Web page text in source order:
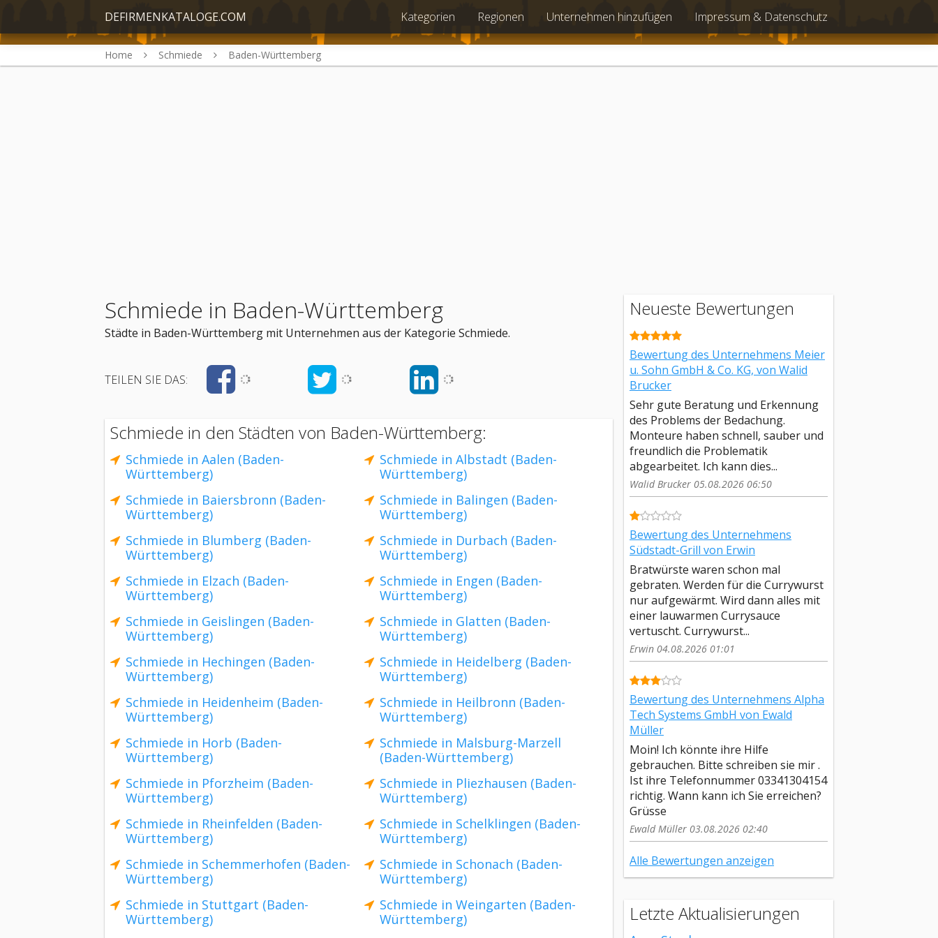
DEFIRMENKATALOGE.COM Kategorien Regionen Unternehmen hinzufügen Impressum & Datenschutz
Home Schmiede Baden-Württemberg
Schmiede in Baden-Württemberg
Städte in Baden-Württemberg mit Unternehmen aus der Kategorie Schmiede.
TEILEN SIE DAS:
Schmiede in den Städten von Baden-Württemberg:
Schmiede in Aalen (Baden-
Württemberg)
Schmiede in Albstadt (Baden-
Württemberg)
Schmiede in Baiersbronn (Baden-
Württemberg)
Schmiede in Balingen (Baden-
Württemberg)
Schmiede in Blumberg (Baden-
Württemberg)
Schmiede in Durbach (Baden-
Württemberg)
Schmiede in Elzach (Baden-
Württemberg)
Schmiede in Engen (Baden-
Württemberg)
Schmiede in Geislingen (Baden-
Württemberg)
Schmiede in Glatten (Baden-
Württemberg)
Schmiede in Hechingen (Baden-
Württemberg)
Schmiede in Heidelberg (Baden-
Württemberg)
Schmiede in Heidenheim (Baden-
Württemberg)
Schmiede in Heilbronn (Baden-
Württemberg)
Schmiede in Horb (Baden-
Württemberg)
Schmiede in Malsburg-Marzell
(Baden-Württemberg)
Schmiede in Pforzheim (Baden-
Württemberg)
Schmiede in Pliezhausen (Baden-
Württemberg)
Schmiede in Rheinfelden (Baden-
Württemberg)
Schmiede in Schelklingen (Baden-
Württemberg)
Schmiede in Schemmerhofen (Baden-
Württemberg)
Schmiede in Schonach (Baden-
Württemberg)
Schmiede in Stuttgart (Baden-
Württemberg)
Schmiede in Weingarten (Baden-
Württemberg)
Neueste Bewertungen
Bewertung des Unternehmens Meier
u. Sohn GmbH & Co. KG, von Walid
Brucker
Sehr gute Beratung und Erkennung
des Problems der Bedachung.
Monteure haben schnell, sauber und
freundlich die Problematik
abgearbeitet. Ich kann dies...
Walid Brucker 05.08.2026 06:50
Bewertung des Unternehmens
Südstadt-Grill von Erwin
Bratwürste waren schon mal
gebraten. Werden für die Currywurst
nur aufgewärmt. Wird dann alles mit
einer lauwarmen Currysauce
vertuscht. Currywurst...
Erwin 04.08.2026 01:01
Bewertung des Unternehmens Alpha
Tech Systems GmbH von Ewald
Müller
Moin! Ich könnte ihre Hilfe
gebrauchen. Bitte schreiben sie mir .
Ist ihre Telefonnummer 03341304154
richtig. Wann kann ich Sie erreichen?
Grüsse
Ewald Müller 03.08.2026 02:40
Alle Bewertungen anzeigen
Letzte Aktualisierungen